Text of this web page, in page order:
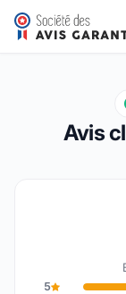
Intercash.Pro
Note globale : 9,5
9,5/10
Avis
5